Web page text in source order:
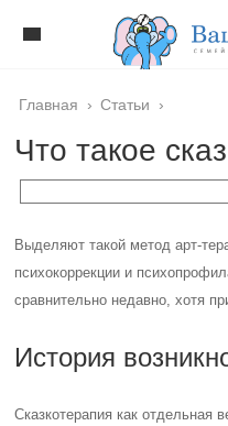
Главная › Статьи ›
Что такое
Выделяют такой метод арт-
психокоррекции и
сравнительно недавно, хотя
История
Сказкотерапия как отдельная